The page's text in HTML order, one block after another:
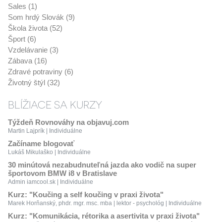
Sales (1)
Som hrdý Slovák (9)
Škola života (52)
Šport (6)
Vzdelávanie (3)
Zábava (16)
Zdravé potraviny (6)
Životný štýl (32)
BLÍŽIACE SA KURZY
Týždeň Rovnováhy na objavuj.com
Martin Lajprík | Individuálne
Začíname blogovať
Lukáš Mikulaško | Individuálne
30 minútová nezabudnuteľná jazda ako vodič na super
športovom BMW i8 v Bratislave
Admin iamcool.sk | Individuálne
Kurz: "Koučing a self koučing v praxi života"
Marek Horňanský, phdr. mgr. msc. mba | lektor - psychológ | Individuálne
Kurz: "Komunikácia, rétorika a asertivita v praxi života"